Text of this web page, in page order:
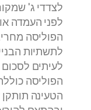
לצדדי ג'
לפני העמדה
הפוליסה
לתשתיות
לעיתים לסכום
הפוליסה
הטעינה